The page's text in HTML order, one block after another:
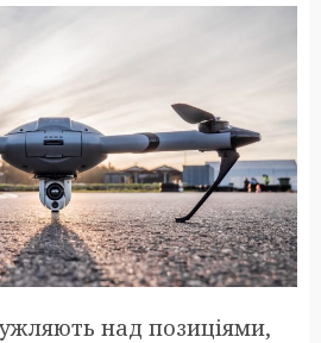
над позиціями,